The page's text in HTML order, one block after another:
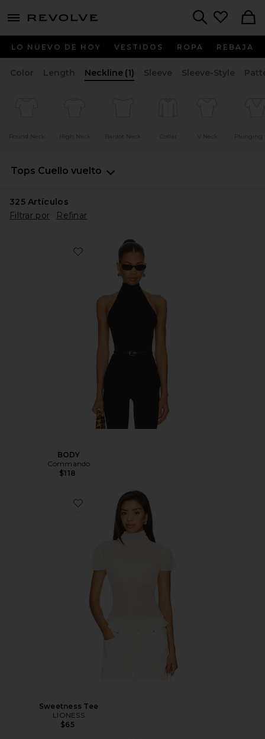
menu - shows more content
LO NUEVO DE HOY VESTIDOS ROPA REBAJA
Color Length Neckline (1) Sleeve Sleeve-Style
Round Neck High Neck Bardot Neck Collar V Neck Plunging
Tops Cuello vuelto
325Artículos
Filtrar por
Refinar
BODY
Commando
$118
Sweetness Tee
LIONESS
$65